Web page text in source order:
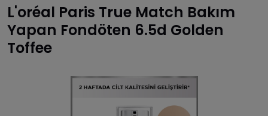
L'oréal Paris True Match Bakım
Yapan Fondöten 6.5d Golden
Toffee